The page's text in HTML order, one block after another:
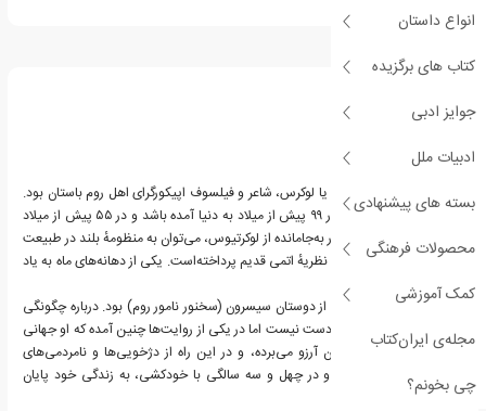
انواع داستان
کتاب های برگزیده
جوایز ادبی
ادبیات ملل
بسته های پیشنهادی
محصولات فرهنگی
کمک آموزشی
مجله‌ی ایران‌کتاب
چی بخونم؟
درباره لوکرس
تیتوس لوکرتیوس کاروس یا لوکرس، شاعر و فیلسوف اپیکورگرای اهل روم باستان بود.
احتمال داده می‌شود که در ۹۹ پیش از میلاد به دنیا آمده باشد و در ۵۵ پیش از میلاد
درگذشته باشد. از جملهٔ آثار به‌جامانده از لوکرتیوس، می‌توان به منظومهٔ بلند در طبیعت
اشیا اشاره کرد که در آن به نظریهٔ اتمی قدیم پرداخته‌است. یکی از دهانه‌های ماه به یاد
او نام‌گذاری شده‌است.
وی حامی فلسفه اپیکور و از دوستان سیسرون (سخنور نامور روم) بود. درباره چگونگی
مرگ او چندان اطلاعی در دست نیست اما در یکی از روایت‌ها چنین آمده که او جهانی
آرمانی و بهتر برای مردمان آرزو می‌برده، و در این راه از دژخویی‌ها و نامردمی‌های
تیره‌اندیشان خسته شده و در چهل و سه سالگی با خودکشی، به زندگی خود پایان
داده‌است.